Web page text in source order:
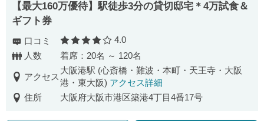
【最大160万優待】駅徒歩3分の貸切邸宅＊4万試食＆
ギフト券
口コミ 口コミ評価
4.0
人数
着席：20名 ～ 120名
アクセス
大阪港駅 (心斎橋・難波・本町・天王寺・大阪
港・東大阪) アクセス詳細
住所
大阪府大阪市港区築港4丁目4番17号